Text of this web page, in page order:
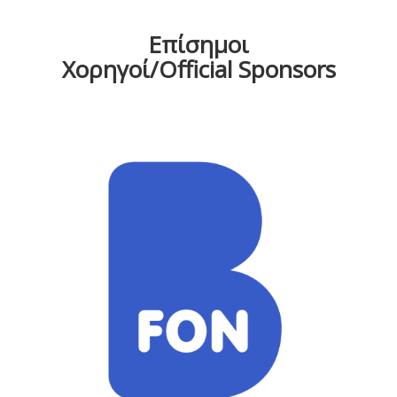
Επίσημοι
Χορηγοί/Official Sponsors